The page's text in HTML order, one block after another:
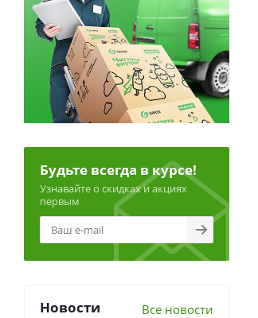
Будьте всегда в курсе!
Узнавайте о скидках и акциях
первым
Новости Все новости